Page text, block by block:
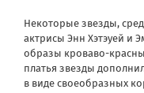
Некоторые звезды,
актрисы Энн Хэтэуей и
образы кроваво-
платья звезды
в виде своеобразных